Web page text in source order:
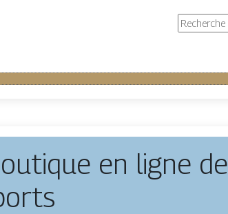
en ligne de